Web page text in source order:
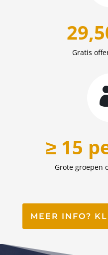
Gratis
≥ 15
Grote groepen
MEER INFO?